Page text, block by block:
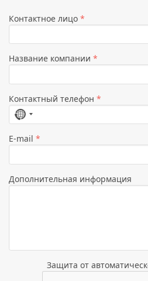
Контактное лицо *
Название компании *
Контактный телефон *
Страна
не
выбрана
E-mail *
Дополнительная информация
Защита от